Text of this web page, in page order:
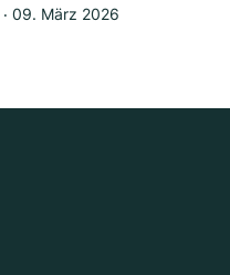
‧ 09. März 2026